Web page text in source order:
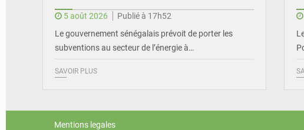
5 août 2026
Publié à 17h52
Le gouvernement sénégalais prévoit de porter les
subventions au secteur de l’énergie à…
SAVOIR PLUS
Mentions legales